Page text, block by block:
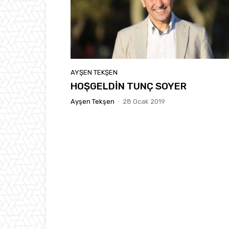
AYŞEN TEKŞEN
HOŞGELDİN TUNÇ SOYER
Ayşen Tekşen - 28 Ocak 2019